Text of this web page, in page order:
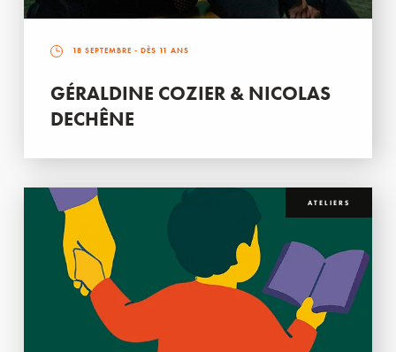
18 SEPTEMBRE - DÈS 11 ANS
GÉRALDINE COZIER & NICOLAS
DECHÊNE
ATELIERS